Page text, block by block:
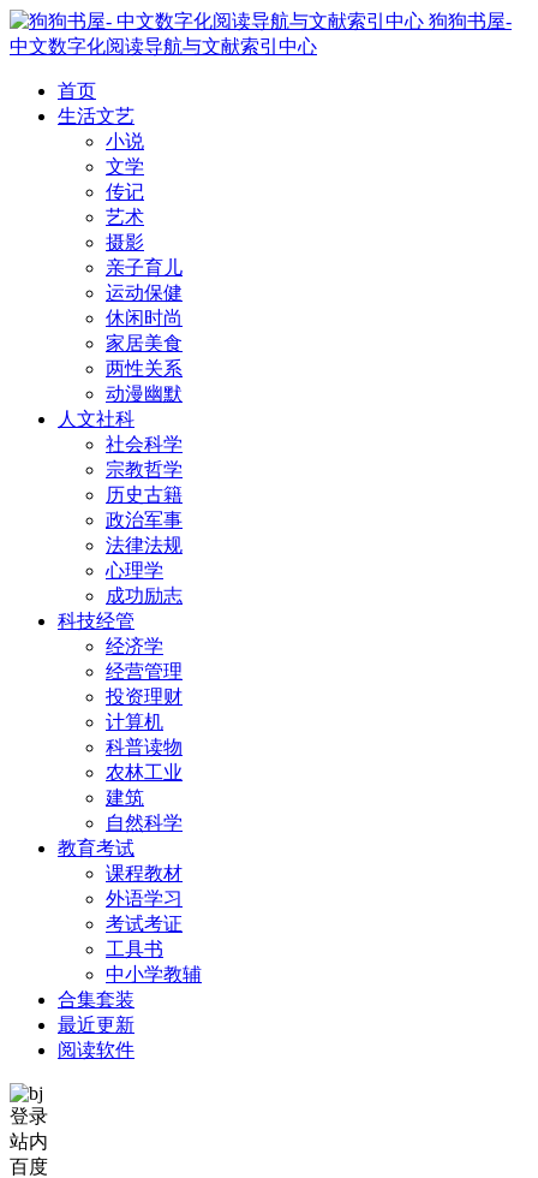
狗狗书屋-
中文数字化阅读导航与文献索引中心
首页
生活文艺
小说
文学
传记
艺术
摄影
亲子育儿
运动保健
休闲时尚
家居美食
两性关系
动漫幽默
人文社科
社会科学
宗教哲学
历史古籍
政治军事
法律法规
心理学
成功励志
科技经管
经济学
经营管理
投资理财
计算机
科普读物
农林工业
建筑
自然科学
教育考试
课程教材
外语学习
考试考证
工具书
中小学教辅
合集套装
最近更新
阅读软件
登录
站内
百度